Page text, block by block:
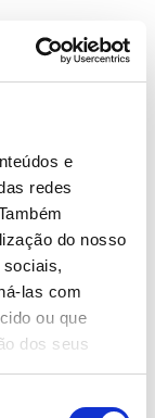
e
redes
do nosso
las com
ou que
dos seus